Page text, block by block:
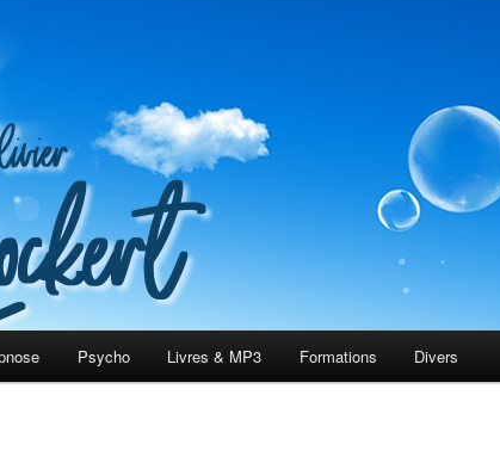
Psycho Livres & MP3 Formations Divers